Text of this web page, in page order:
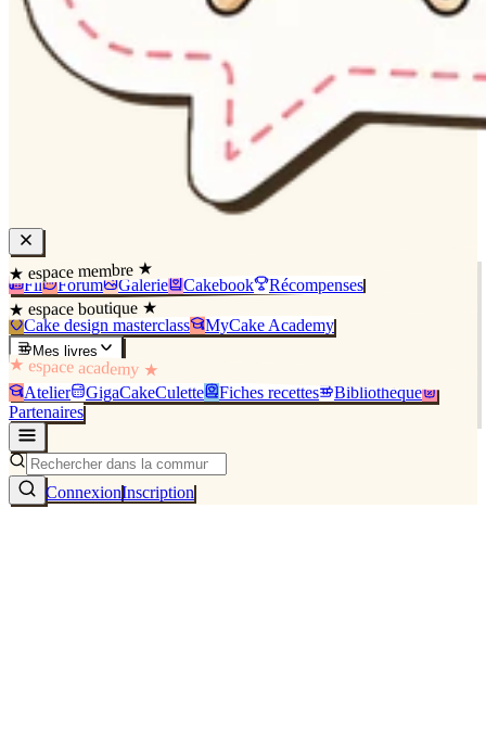
★ espace membre ★
Fil Forum Galerie Cakebook Récompenses
★ espace boutique ★
Cake design masterclass MyCake Academy
Mes livres
★ espace academy ★
Atelier GigaCakeCulette Fiches recettes
Bibliothèque
Partenaires
ConnexionInscription